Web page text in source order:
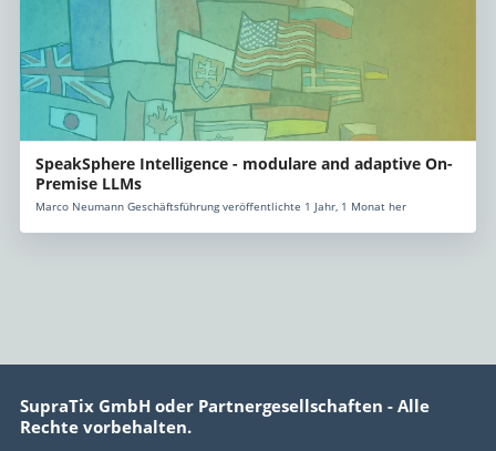
SpeakSphere Intelligence - modulare and adaptive On-
Premise LLMs
Marco Neumann Geschäftsführung veröffentlichte 1 Jahr, 1 Monat her
SupraTix GmbH oder Partnergesellschaften - Alle
Rechte vorbehalten.